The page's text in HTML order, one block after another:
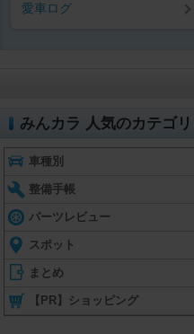
愛車ログ
みんカラ 人気のカテゴリ
車種別
整備手帳
パーツレビュー
スポット
まとめ
【PR】ショッピング